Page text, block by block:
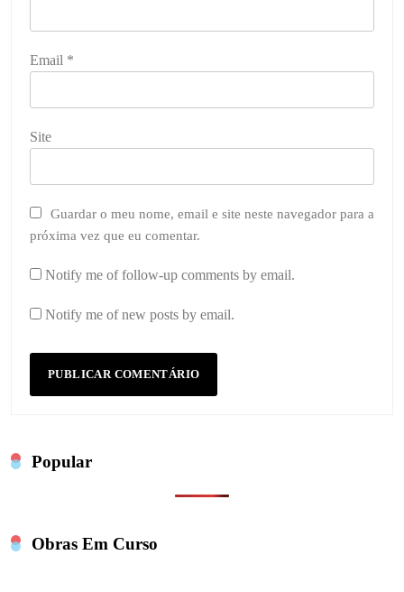
Email *
Site
Guardar o meu nome, email e site neste navegador para a
próxima vez que eu comentar.
Notify me of follow-up comments by email.
Notify me of new posts by email.
Popular
Obras Em Curso